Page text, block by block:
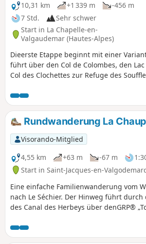
10,31 km
+1 339 m
-456 m
7 Std.
Sehr schwer
Start in La Chapelle-en-
Valgaudemar (Hautes-Alpes)
Dieerste Etappe beginnt mit einer
führt über den Col de Colombes, den
Col des Clochettes zur Refuge des
anspruchsvolle Strecke mit 1400
Anstiegen gleich zu Beginn. Ein guter
Etappe und ein gutes Aufwärmen für
dieser Tour. Die bereits jetzt
Landschaften lassen fabelhafte Etappen
Rundwanderung La
Visorando-Mitglied
4,55 km
+63 m -67 m
Start in Saint-Jacques-en-
Eine einfache Familienwanderung vom
nach Le Séchier. Der Hinweg führt
des Canal des Herbeys über denGRP®
anschließend entlang der Séveraisse.